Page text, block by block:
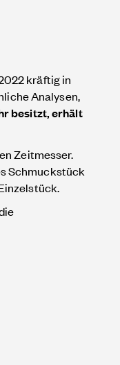
kräftig in
Analysen,
besitzt, erhält
Zeitmesser.
Schmuckstück